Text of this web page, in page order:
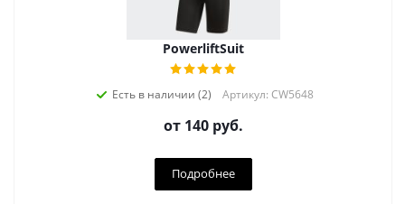
PowerliftSuit
Есть в наличии (2) Артикул: CW5648
от 140 руб.
Подробнее